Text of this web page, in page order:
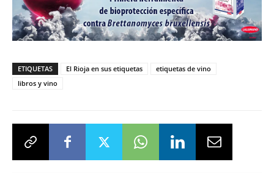
ETIQUETAS El Rioja en sus etiquetas
etiquetas de vino
libros y vino